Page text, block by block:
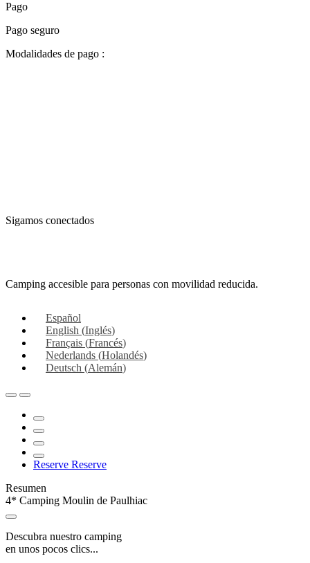
Pago
Pago seguro
Modalidades de pago :
Sigamos conectados
Camping accesible para personas con movilidad reducida.
Español
English (Inglés)
Français (Francés)
Nederlands (Holandés)
Deutsch (Alemán)
Reserve Reserve
Resumen
4* Camping Moulin de Paulhiac
Descubra nuestro camping
en unos pocos clics...